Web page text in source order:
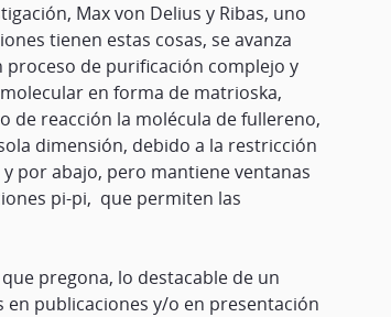
Max von Delius y Ribas, uno
tienen estas cosas, se avanza
proceso de purificación complejo y
en forma de matrioska,
de reacción la molécula de fullereno,
dimensión, debido a la restricción
por abajo, pero mantiene ventanas
pi-pi, que permiten las
pregona, lo destacable de un
publicaciones y/o en presentación